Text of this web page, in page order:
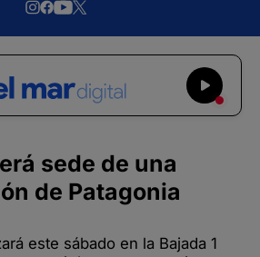
sede de una
de Patagonia
este sábado en la Bajada 1